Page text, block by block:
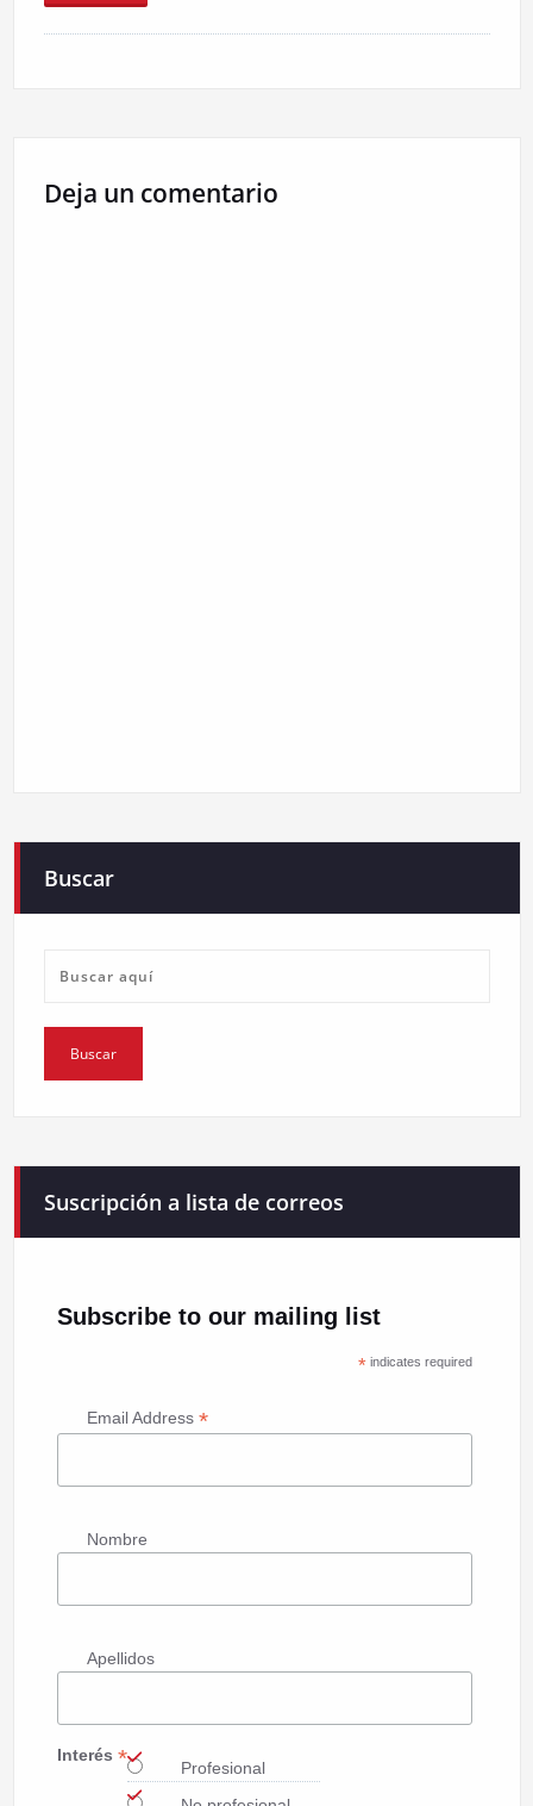
Deja un comentario
Buscar
Suscripción a lista de correos
Subscribe to our mailing list
*indicates required
Email Address *
Nombre
Apellidos
Interés *
Profesional